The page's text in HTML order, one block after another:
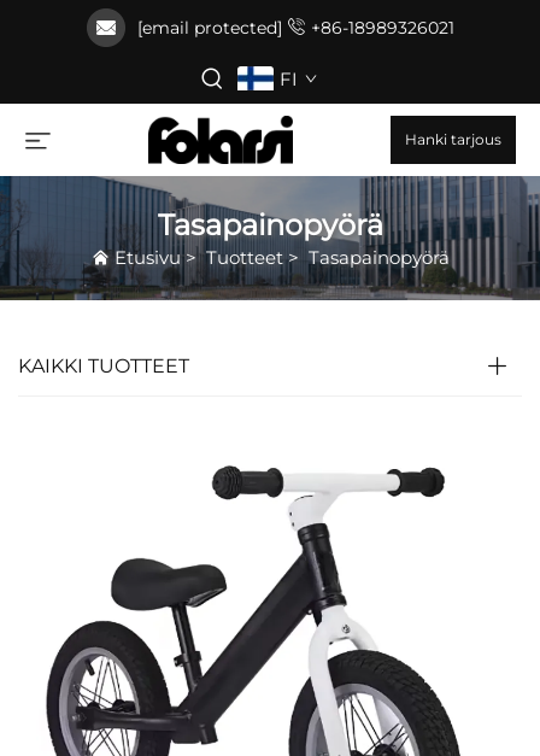
[email protected] +86-18989326021
FI
Hanki tarjous
Tasapainopyörä
Etusivu> Tuotteet> Tasapainopyörä
KAIKKI TUOTTEET